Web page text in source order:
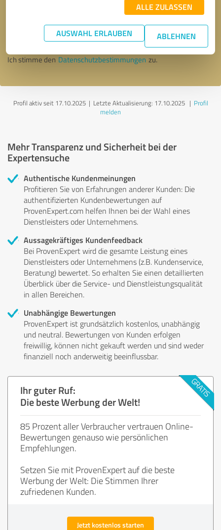
ALLE ZULASSEN
AUSWAHL ERLAUBEN ABLEHNEN
* Erforderliche Angaben
Nachricht senden
Ich stimme den Datenschutzbestimmungen zu.
Profil aktiv seit 17.10.2025 | Letzte Aktualisierung: 17.10.2025| Profil
melden
Mehr Transparenz und Sicherheit bei der
Expertensuche
Authentische Kundenmeinungen
Profitieren Sie von Erfahrungen anderer Kunden: Die
authentifizierten Kundenbewertungen auf
ProvenExpert.com helfen Ihnen bei der Wahl eines
Dienstleisters oder Unternehmens.
Aussagekräftiges Kundenfeedback
Bei ProvenExpert wird die gesamte Leistung eines
Dienstleisters oder Unternehmens (z.B. Kundenservice,
Beratung) bewertet. So erhalten Sie einen detaillierten
Überblick über die Service- und Dienstleistungsqualität
in allen Bereichen.
Unabhängige Bewertungen
ProvenExpert ist grundsätzlich kostenlos, unabhängig
und neutral. Bewertungen von Kunden erfolgen
freiwillig, können nicht gekauft werden und sind weder
finanziell noch anderweitig beeinflussbar.
Ihr guter Ruf:
Die beste Werbung der Welt!
85 Prozent aller Verbraucher vertrauen Online-
Bewertungen genauso wie persönlichen
Empfehlungen.
Setzen Sie mit ProvenExpert auf die beste
Werbung der Welt: Die Stimmen Ihrer
zufriedenen Kunden.
Jetzt kostenlos starten